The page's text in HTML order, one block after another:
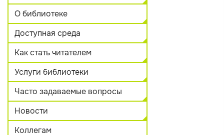
О библиотеке
Доступная среда
Как стать читателем
Услуги библиотеки
Часто задаваемые вопросы
Новости
Коллегам